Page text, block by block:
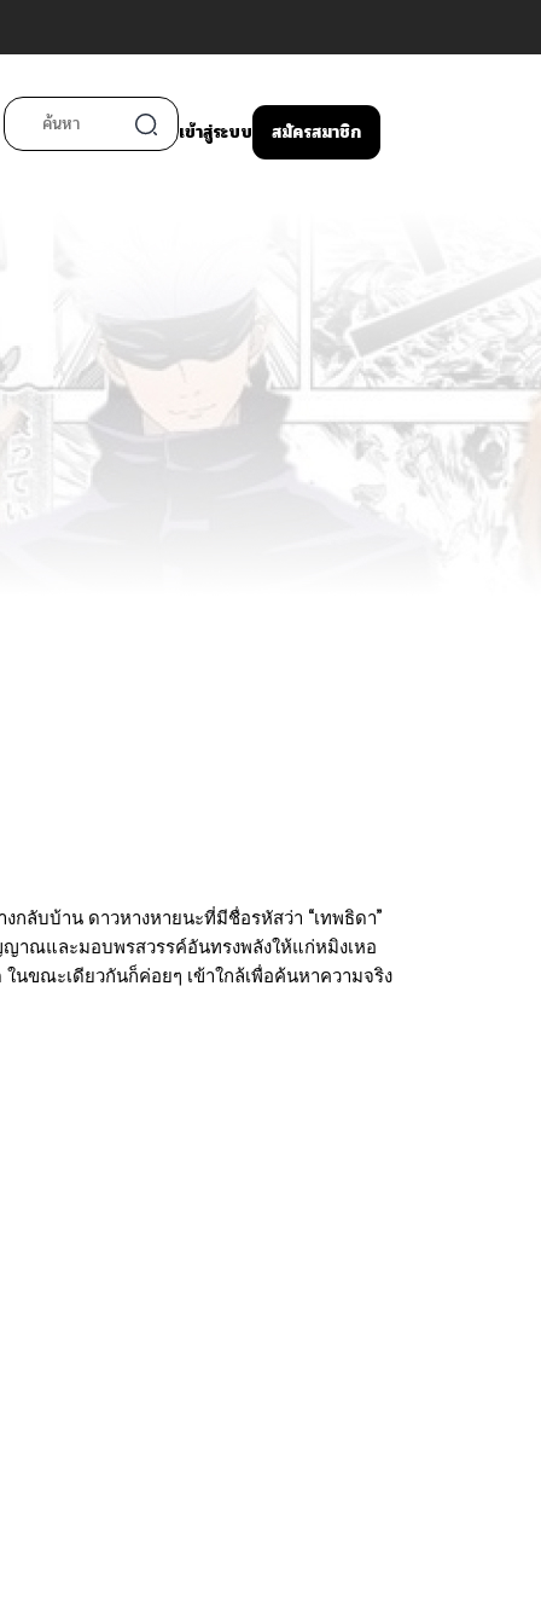
เข้าสู่ระบบ สมัครสมาชิก
ลับบ้าน ดาวหางหายนะที่มีชื่อรหัสว่า “เทพธิดา”
ญาณและมอบพรสวรรค์อันทรงพลังให้แก่หมิงเหอ
นขณะเดียวกันก็ค่อยๆ เข้าใกล้เพื่อค้นหาความจริง